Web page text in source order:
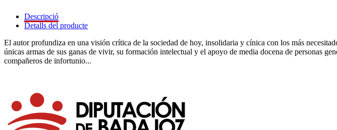
Descripció
Detalls del producte
El autor profundiza en una visión crítica de la sociedad de hoy, insolidaria y cínica con los más
únicas armas de sus ganas de vivir, su formación intelectual y el apoyo de media docena de personas
compañeros de infortunio...